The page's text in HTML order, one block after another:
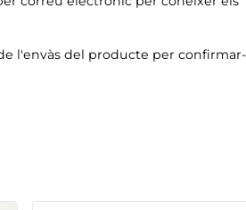
correu electrònic per conèixer els
l'envàs del producte per confirmar-